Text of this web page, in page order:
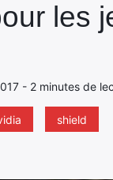
les
- 2 minutes de
shield